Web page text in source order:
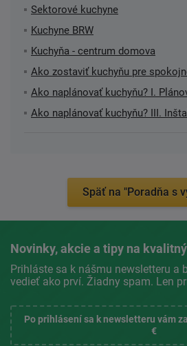
Sektorové kuchyne
Kuchyne BRW
Kuchyňa - centrum domova
Ako zostaviť kuchyňu pre
Ako naplánovať kuchyňu? I.
Ako naplánovať kuchyňu? III.
Späť na "Poradňa s
Novinky, akcie a tipy na
Prihláste sa k nášmu newsletteru a
vedieť ako prví. Žiadny spam. Len
Po prihlásení sa k newsletteru vám
€